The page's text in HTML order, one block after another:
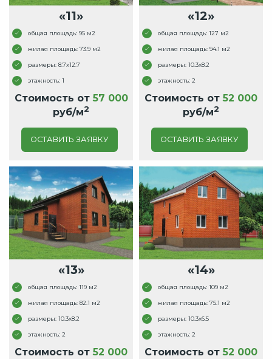
«11»
общая площадь: 95 м2
жилая площадь: 73.9 м2
размеры: 8.7x12.7
этажность: 1
Стоимость от 57 000
руб/м2
ОСТАВИТЬ ЗАЯВКУ
«12»
общая площадь: 127 м2
жилая площадь: 94.1 м2
размеры: 10.3x8.2
этажность: 2
Стоимость от 52 000
руб/м2
ОСТАВИТЬ ЗАЯВКУ
«13»
общая площадь: 119 м2
жилая площадь: 82.1 м2
размеры: 10.3x8.2
этажность: 2
Стоимость от 52 000
«14»
общая площадь: 109 м2
жилая площадь: 75.1 м2
размеры: 10.3x6.5
этажность: 2
Стоимость от 52 000